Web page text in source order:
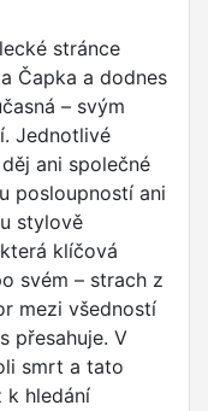
stránce
Čapka a dodnes
– svým
Jednotlivé
ani společné
posloupností ani
stylově
klíčová
svém – strach z
mezi všedností
přesahuje. V
smrt a tato
k hledání